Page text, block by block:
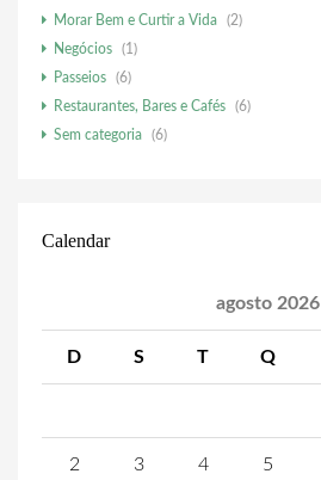
Morar Bem e Curtir a Vida
(2)
Negócios
(1)
Passeios
(6)
Restaurantes, Bares e Cafés
(6)
Sem categoria
(6)
Calendar
agosto 2026
D S T Q
2 3 4 5